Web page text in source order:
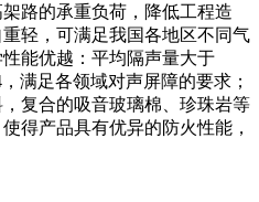
路的承重负荷，降低工程造
轻，可满足我国各地区不同气
能优越：平均隔声量大于
满足各领域对声屏障的要求；
复合的吸音玻璃棉、珍珠岩等
得产品具有优异的防火性能，